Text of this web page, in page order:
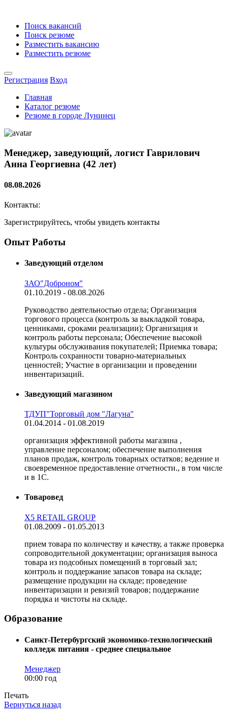
Поиск вакансий
Поиск резюме
Разместить вакансию
Разместить резюме
Регистрация Вход
Главная
Каталог резюме
Резюме в городе Лунинец
Менеджер, заведующий, логистГаврилович
Анна Георгиевна (42 лет)
08.08.2026
Контакты:
Зарегистрируйтесь, чтобы увидеть контакты
Опыт Работы
Заведующий отделом
ЗАО"Доброном"
01.10.2019 - 08.08.2026
Руководство деятельностью отдела; Организация
торгового процесса (контроль за выкладкой товара,
ценниками, сроками реализации); Организация и
контроль работы персонала; Обеспечение высокой
культуры обслуживания покупателей; Приемка товара;
Контроль сохранности товарно-материальных
ценностей; Участие в организации и проведении
инвентаризаций.
Заведующий магазином
ТДУП"Торговый дом "Лагуна"
01.04.2014 - 01.08.2019
организация эффективной работы магазина ,
управление персоналом; обеспечение выполнения
планов продаж, контроль товарных остатков; ведение и
своевременное предоставление отчетности., в том числе
и в 1С.
Товаровед
X5 RETAIL GROUP
01.08.2009 - 01.05.2013
прием товара по количеству и качеству, а также проверка
сопроводительной документации; организация выноса
товара из подсобных помещений в торговый зал;
контроль и поддержание запасов товара на складе;
размещение продукции на складе; проведение
инвентаризации и ревизий товаров; поддержание
порядка и чистоты на складе.
Образование
Санкт-Петербургский экономико-технологический
колледж питания - среднее специальное
Менеджер
00:00 год
Печать
Вернуться назад